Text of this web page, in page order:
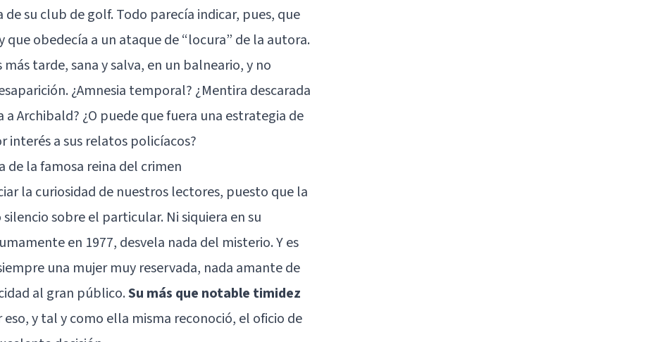
su club de golf. Todo parecía indicar, pues, que
que obedecía a un ataque de “locura” de la autora.
tarde, sana y salva, en un balneario, y no
¿Amnesia temporal? ¿Mentira descarada
a Archibald? ¿O puede que fuera una estrategia de
a sus relatos policíacos?
de la famosa reina del crimen
la curiosidad de nuestros lectores, puesto que la
sobre el particular. Ni siquiera en su
en 1977, desvela nada del misterio. Y es
una mujer muy reservada, nada amante de
al gran público.Su más que notable timidez
eso, y tal y como ella misma reconoció, el oficio de